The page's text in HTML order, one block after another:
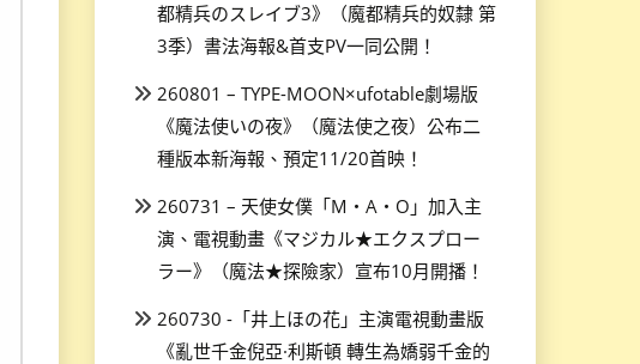
都精兵のスレイブ3》（魔都精兵的奴隸 第
3季）書法海報&首支PV一同公開！
260801 – TYPE-MOON×ufotable劇場版
《魔法使いの夜》（魔法使之夜）公布二
種版本新海報、預定11/20首映！
260731 – 天使女僕「M・A・O」加入主
演、電視動畫《マジカル★エクスプロー
ラー》（魔法★探險家）宣布10月開播！
260730 -「井上ほの花」主演電視動畫版
《亂世千金倪亞·利斯頓 轉生為嬌弱千金的